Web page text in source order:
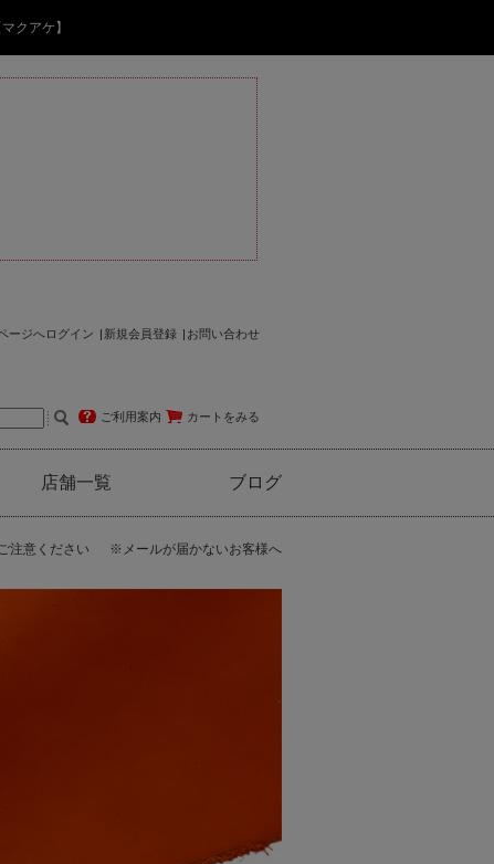
クアケ】
ージへログイン 新規会員登録 お問い合わせ
ご利用案内 カートをみる
店舗一覧 ブログ
注意ください ※メールが届かないお客様へ